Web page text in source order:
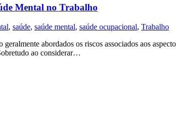
Mental no Trabalho
, saúde, saúde mental, saúde ocupacional, Trabalho
geralmente abordados os riscos associados aos
ao considerar…